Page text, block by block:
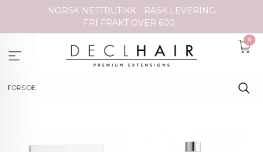
NORSK NETTBUTIKK
RASK LEVERING
FRI FRAKT OVER 600,-
0
FORSIDE